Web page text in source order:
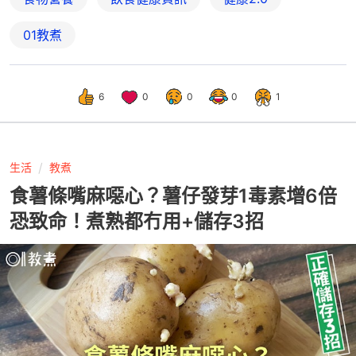
01教煮
6 0 0 0 1
生活 教煮
食薯條嘴麻噁心？薯仔發芽1毒素增6倍
恐致命！煮熟都冇用+儲存3招